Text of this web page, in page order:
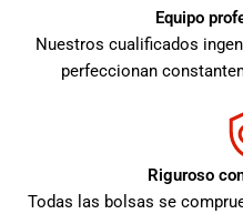
Equipo
Nuestros cualificados
perfeccionan
Riguroso
Todas las bolsas se